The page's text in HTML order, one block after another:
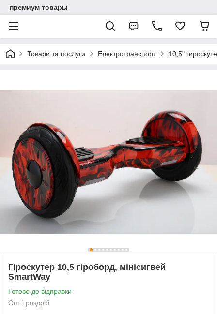
премиум товары
Товари та послуги Електротранспорт 10,5"
Гіроскутер 10,5 гіроборд, мінісигвей
SmartWay
Готово до відправки
Опт і роздріб